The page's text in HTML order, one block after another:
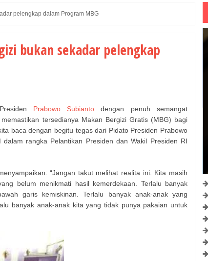
pelengkap dalam Program MBG
bukan sekadar pelengkap
Prabowo Subiantodengan penuh semangat
tersedianya Makan Bergizi Gratis (MBG) bagi
baca dengan begitu tegas dari Pidato Presiden Prabowo
rangka Pelantikan Presiden dan Wakil Presiden RI
“Jangan takut melihat realita ini. Kita masih
belum menikmati hasil kemerdekaan. Terlalu banyak
garis kemiskinan. Terlalu banyak anak-anak yang
banyak anak-anak kita yang tidak punya pakaian untuk